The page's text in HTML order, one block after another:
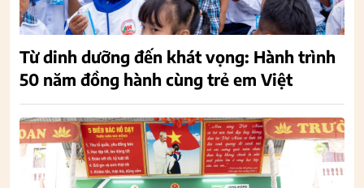
Từ dinh dưỡng đến khát vọng: Hành trình
50 năm đồng hành cùng trẻ em Việt